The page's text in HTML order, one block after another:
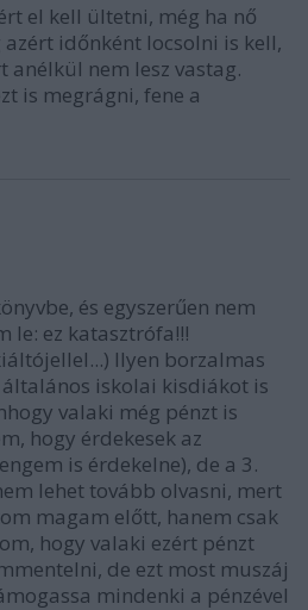
el kell ültetni, még ha nő
időnként locsolni is kell,
anélkül nem lesz vastag.
is megrágni, fene a
és egyszerűen nem
le: ez katasztrófa!!!
Ilyen borzalmas
iskolai kisdiákot is
valaki még pénzt is
hogy érdekesek az
is érdekelne), de a 3.
lehet tovább olvasni, mert
magam előtt, hanem csak
hogy valaki ezért pénzt
de ezt most muszáj
mindenki a pénzével